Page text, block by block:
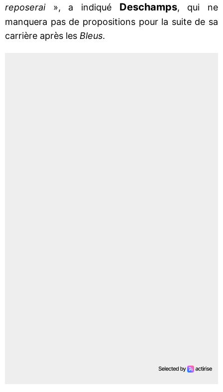
reposerai », a indiqué Deschamps, qui ne
manquera pas de propositions pour la suite de sa
carrière après les Bleus.